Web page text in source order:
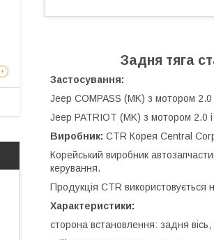
Задня тяга
Застосування:
Jeep COMPASS (MK) з мотором 2.0
Jeep PATRIOT (MK) з мотором 2.0
Виробник: CTR Корея Central
Корейський виробник
керування.
Продукція CTR використовується
Характеристики:
сторона встановлення: задня вісь,